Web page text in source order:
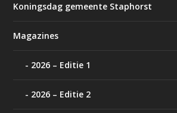
Koningsdag gemeente Staphorst
Magazines
2026 – Editie 1
2026 – Editie 2